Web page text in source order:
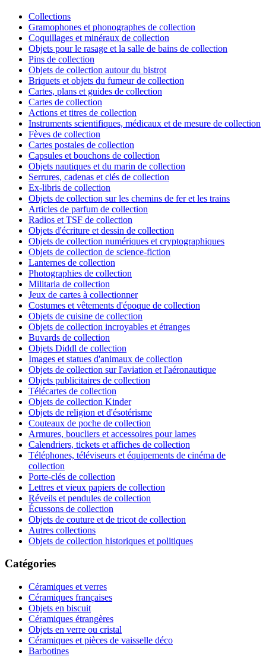
Collections
Gramophones et phonographes de collection
Coquillages et minéraux de collection
Objets pour le rasage et la salle de bains de collection
Pins de collection
Objets de collection autour du bistrot
Briquets et objets du fumeur de collection
Cartes, plans et guides de collection
Cartes de collection
Actions et titres de collection
Instruments scientifiques, médicaux et de mesure de collection
Fèves de collection
Cartes postales de collection
Capsules et bouchons de collection
Objets nautiques et du marin de collection
Serrures, cadenas et clés de collection
Ex-libris de collection
Objets de collection sur les chemins de fer et les trains
Articles de parfum de collection
Radios et TSF de collection
Objets d'écriture et dessin de collection
Objets de collection numériques et cryptographiques
Objets de collection de science-fiction
Lanternes de collection
Photographies de collection
Militaria de collection
Jeux de cartes à collectionner
Costumes et vêtements d'époque de collection
Objets de cuisine de collection
Objets de collection incroyables et étranges
Buvards de collection
Objets Diddl de collection
Images et statues d'animaux de collection
Objets de collection sur l'aviation et l'aéronautique
Objets publicitaires de collection
Télécartes de collection
Objets de collection Kinder
Objets de religion et d'ésotérisme
Couteaux de poche de collection
Armures, boucliers et accessoires pour lames
Calendriers, tickets et affiches de collection
Téléphones, téléviseurs et équipements de cinéma de
collection
Porte-clés de collection
Lettres et vieux papiers de collection
Réveils et pendules de collection
Écussons de collection
Objets de couture et de tricot de collection
Autres collections
Objets de collection historiques et politiques
Catégories
Céramiques et verres
Céramiques françaises
Objets en biscuit
Céramiques étrangères
Objets en verre ou cristal
Céramiques et pièces de vaisselle déco
Barbotines